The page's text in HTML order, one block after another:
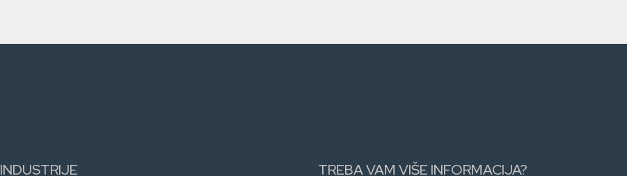
INDUSTRIJE TREBA VAM VIŠE INFORMACIJA?